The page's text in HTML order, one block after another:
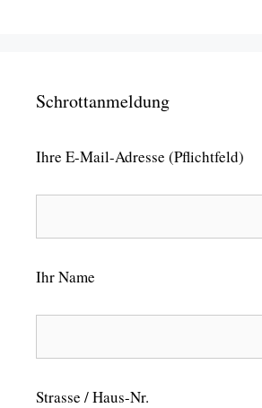
Schrottanmeldung
Ihre E-Mail-Adresse (Pflichtfeld)
Ihr Name
Strasse / Haus-Nr.